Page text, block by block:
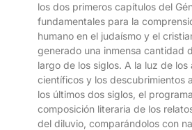
los dos primeros capítulos del
fundamentales para la
humano en el judaísmo y el
generado una inmensa cantidad
largo de los siglos. A la luz de los
científicos y los descubrimientos
los últimos dos siglos, el
composición literaria de los
del diluvio, comparándolos con